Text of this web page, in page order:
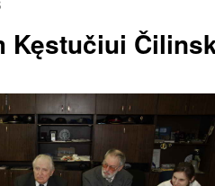
Kęstučiui